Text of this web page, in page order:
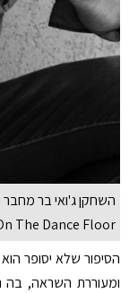
The Dance Floor
הסיפור שלא יסופר הוא
ומעוררת השראה,